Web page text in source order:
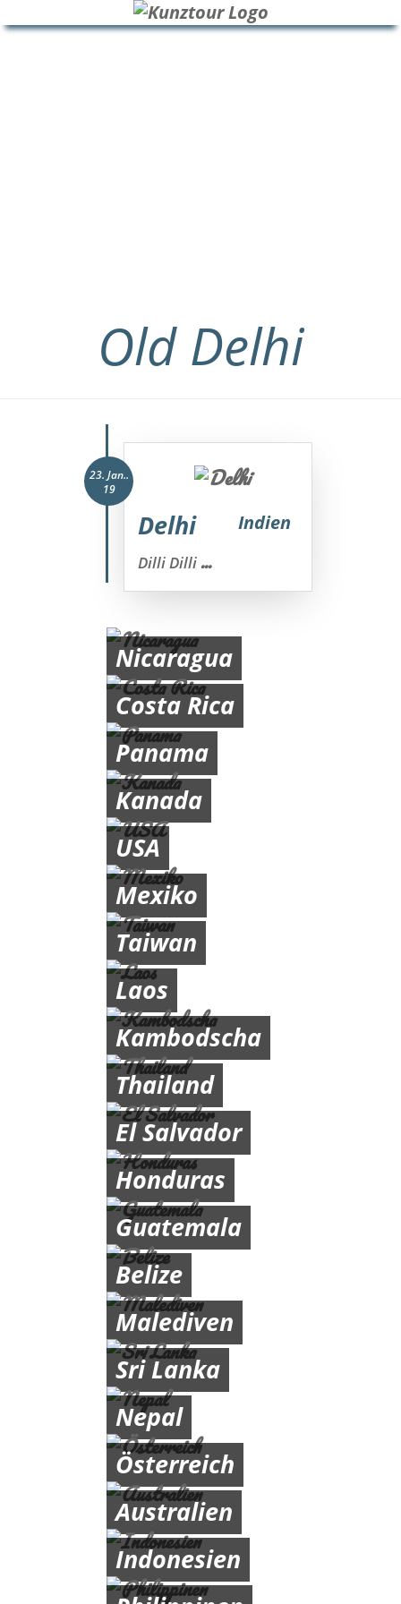
Old Delhi
23. Jan..
19
Delhi Indien
Dilli Dilli...
Nicaragua
Costa Rica
Panama
Kanada
USA
Mexiko
Taiwan
Laos
Kambodscha
Thailand
El Salvador
Honduras
Guatemala
Belize
Malediven
Sri Lanka
Nepal
Österreich
Australien
Indonesien